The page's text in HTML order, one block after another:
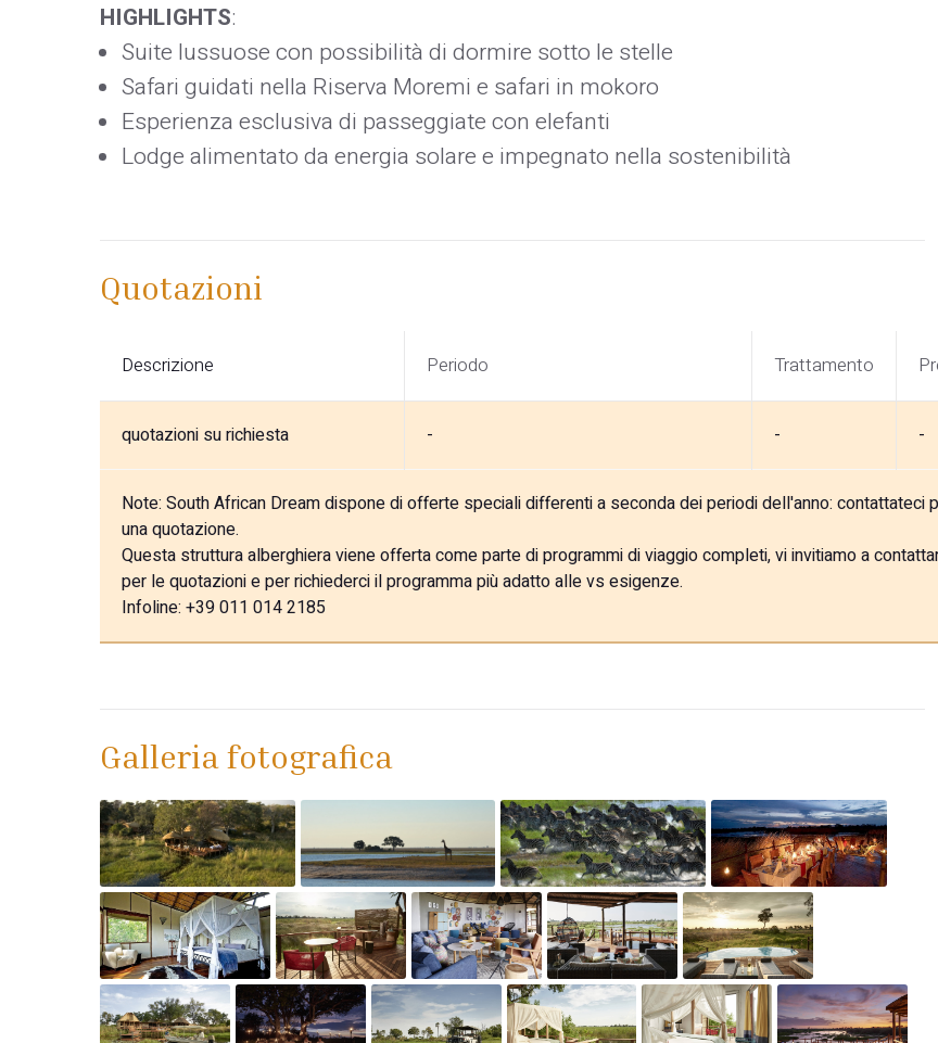
HIGHLIGHTS:
Suite lussuose con possibilità di dormire sotto le stelle
Safari guidati nella Riserva Moremi e safari in mokoro
Esperienza esclusiva di passeggiate con elefanti
Lodge alimentato da energia solare e impegnato nella sostenibilità
Quotazioni
Descrizione Periodo Trattamento
quotazioni su richiesta - - -
Note: South African Dream dispone di offerte speciali differenti a seconda dei periodi dell'anno: contattateci
una quotazione.
Questa struttura alberghiera viene offerta come parte di programmi di viaggio completi, vi invitiamo a
per le quotazioni e per richiederci il programma più adatto alle vs esigenze.
Infoline: +39 011 014 2185
Galleria fotografica